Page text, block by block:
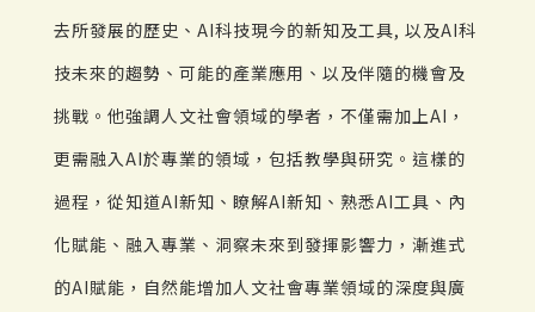
去所發展的歷史、AI科技現今的新知及工具, 以及AI科
技未來的趨勢、可能的產業應用、以及伴隨的機會及
挑戰。他強調人文社會領域的學者，不僅需加上AI，
更需融入AI於專業的領域，包括教學與研究。這樣的
過程，從知道AI新知、瞭解AI新知、熟悉AI工具、內
化賦能、融入專業、洞察未來到發揮影響力，漸進式
的AI賦能，自然能增加人文社會專業領域的深度與廣